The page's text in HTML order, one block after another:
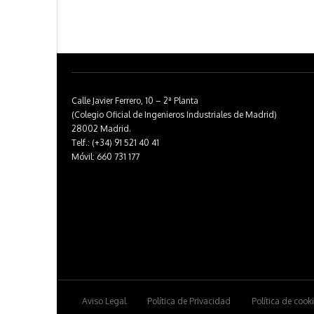
Calle Javier Ferrero, 10 – 2ª Planta
(Colegio Oficial de Ingenieros Industriales de Madrid)
28002 Madrid.
Telf.: (+34) 91 521 40 41
Móvil: 660 731 177
Aviso Legal Política de Privacidad Política de